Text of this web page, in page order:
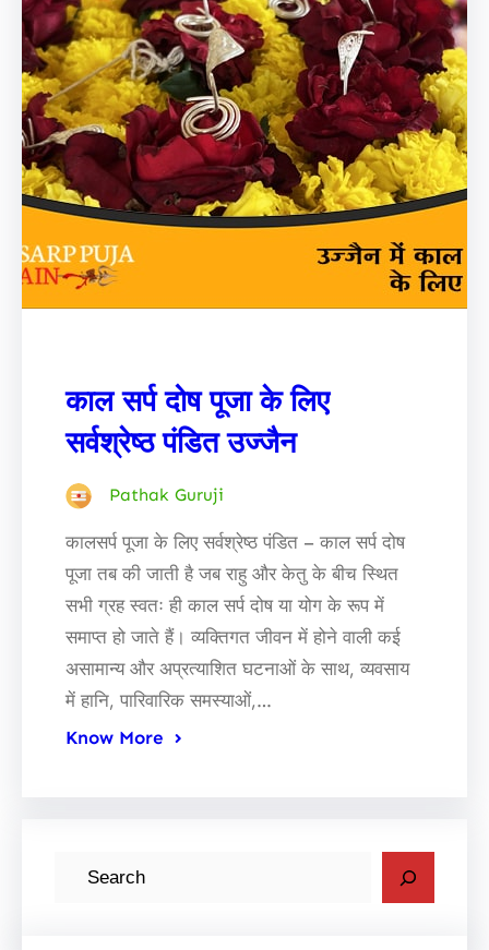
काल सर्प दोष पूजा के लिए
सर्वश्रेष्ठ पंडित उज्जैन
Pathak Guruji
कालसर्प पूजा के लिए सर्वश्रेष्ठ पंडित – काल सर्प दोष
पूजा तब की जाती है जब राहु और केतु के बीच स्थित
सभी ग्रह स्वतः ही काल सर्प दोष या योग के रूप में
समाप्त हो जाते हैं। व्यक्तिगत जीवन में होने वाली कई
असामान्य और अप्रत्याशित घटनाओं के साथ, व्यवसाय
में हानि, पारिवारिक समस्याओं,…
Know More